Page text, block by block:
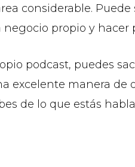
considerable.
propio y hacer
podcast, puedes
excelente manera
de lo que estás